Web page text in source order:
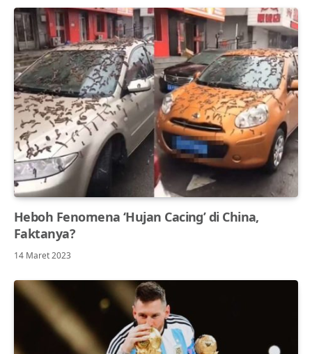
Heboh Fenomena ‘Hujan Cacing’ di China,
Faktanya?
14 Maret 2023